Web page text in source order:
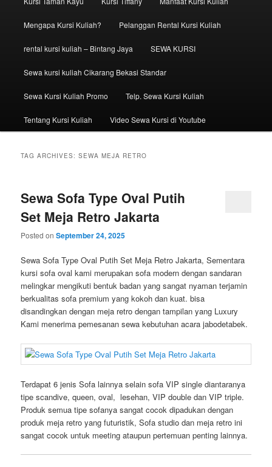
Mengapa Kursi Kuliah? Pelanggan Rental Kursi Kuliah
rental kursi kuliah – Bintang Jaya SEWA KURSI
Sewa kursi kuliah Cikarang Bekasi Standar
Sewa Kursi Kuliah Promo Telp. Sewa Kursi Kuliah
Tentang Kursi Kuliah Video Sewa Kursi di Youtube
TAG ARCHIVES:SEWA MEJA RETRO
Sewa Sofa Type Oval Putih
Set Meja Retro Jakarta
Posted onSeptember 24, 2025
Sewa Sofa Type Oval Putih Set Meja Retro Jakarta, Sementara
kursi sofa oval kami merupakan sofa modern dengan sandaran
melingkar mengikuti bentuk badan yang sangat nyaman terjamin
berkualitas sofa premium yang kokoh dan kuat. bisa
disandingkan dengan meja retro dengan tampilan yang Luxury
Kami menerima pemesanan sewa kebutuhan acara jabodetabek.
Terdapat 6 jenis Sofa lainnya selain sofa VIP single diantaranya
tipe scandive, queen, oval, lesehan, VIP double dan VIP triple.
Produk semua tipe sofanya sangat cocok dipadukan dengan
produk meja retro yang futuristik, Sofa studio dan meja retro ini
sangat cocok untuk meeting ataupun pertemuan penting lainnya.